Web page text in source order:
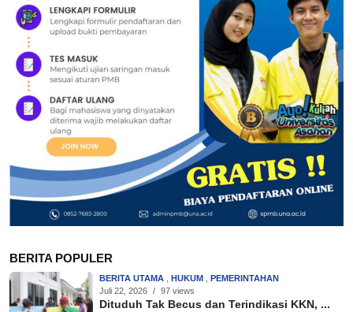
BERITA POPULER
BERITA UTAMA HUKUM
PEMERINTAHAN
Juli 22, 2026 / 97 views
Dituduh Tak Becus dan Terindikasi KKN, ...